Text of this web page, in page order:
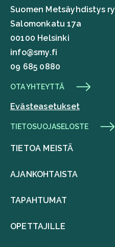
Suomen Metsäyhdistys ry
Salomonkatu 17a
00100 Helsinki
info@smy.fi
09 685 0880
OTA YHTEYTTÄ
Evästeasetukset
TIETOSUOJASELOSTE
TIETOA MEISTÄ
AJANKOHTAISTA
TAPAHTUMAT
OPETTAJILLE